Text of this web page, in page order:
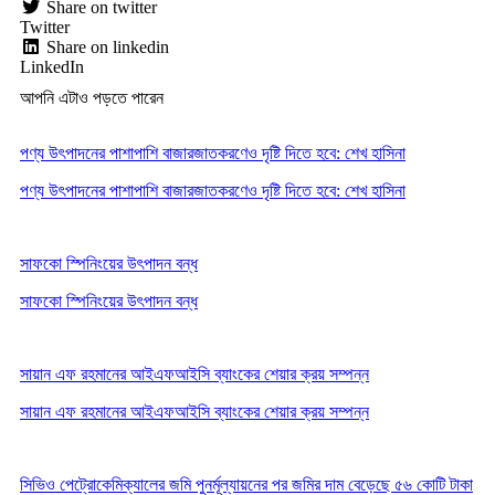
Share on twitter
Twitter
Share on linkedin
LinkedIn
আপনি এটাও পড়তে পারেন
পণ্য উৎপাদনের পাশাপাশি বাজারজাতকরণেও দৃষ্টি দিতে হবে: শেখ হাসিনা
পণ্য উৎপাদনের পাশাপাশি বাজারজাতকরণেও দৃষ্টি দিতে হবে: শেখ হাসিনা
সাফকো স্পিনিংয়ের উৎপাদন বন্ধ
সাফকো স্পিনিংয়ের উৎপাদন বন্ধ
সায়ান এফ রহমানের আইএফআইসি ব্যাংকের শেয়ার ক্রয় সম্পন্ন
সায়ান এফ রহমানের আইএফআইসি ব্যাংকের শেয়ার ক্রয় সম্পন্ন
সিভিও পেট্রোকেমিক্যালের জমি পুনর্মূল্যায়নের পর জমির দাম বেড়েছে ৫৬ কোটি টাকা